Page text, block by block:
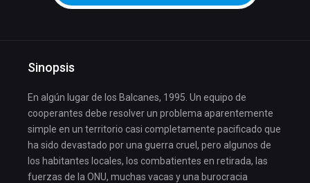
Sinopsis
En algún lugar de los Balcanes, 1995. Un equipo de
cooperantes debe resolver un problema aparentemente
simple en un territorio casi completamente pacificado que
ha sido devastado por una guerra cruel, pero algunos de
los habitantes locales, los combatientes en retirada, las
fuerzas de la ONU, muchas vacas y una burocracia